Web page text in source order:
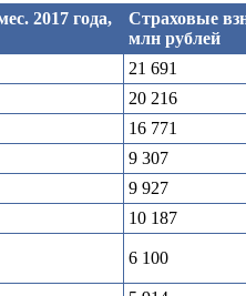
2017 года,
Страховые
млн рублей
21 691
20 216
16 771
9 307
9 927
10 187
6 100